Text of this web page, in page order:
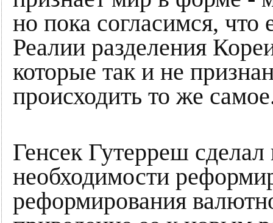
но пока согласимся,
Реалии разделения
которые так и не
происходить то же
Генсек Гутерреш сделал
необходимости
реформирования